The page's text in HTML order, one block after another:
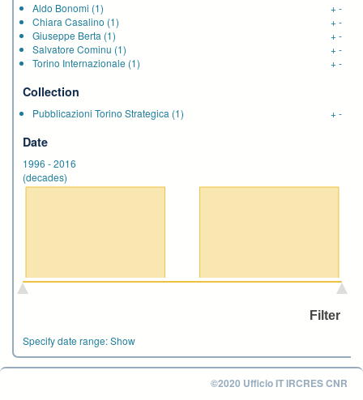
Aldo Bonomi (1) +-
Chiara Casalino (1) +-
Giuseppe Berta (1) +-
Salvatore Cominu (1) +-
Torino Internazionale (1) +-
Collection
Pubblicazioni Torino Strategica (1) +-
Date
1996 -2016
(decades)
Specify date range:Show
©2020 Ufficio IT IRCRES CNR